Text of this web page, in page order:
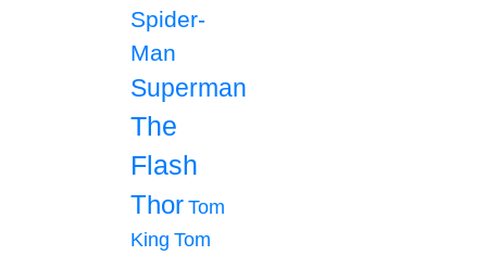
Spider-
Man
Superman
The
Flash
Thor Tom
King Tom